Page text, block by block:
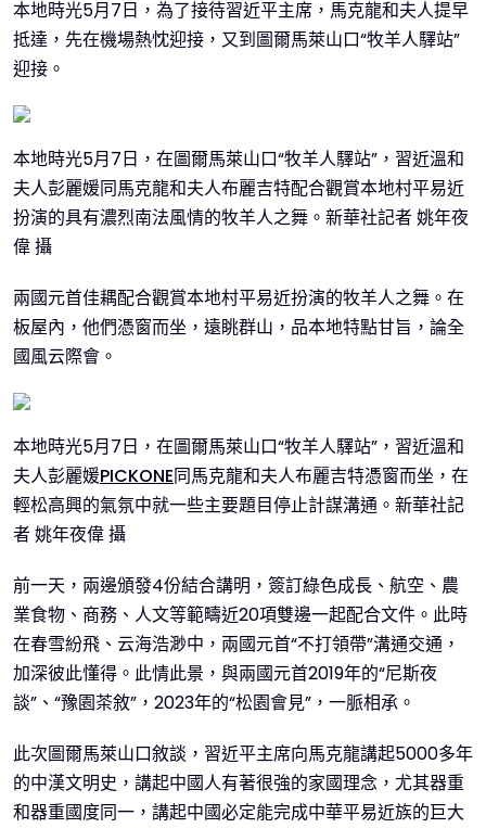
本地時光5月7日，為了接待習近平主席，馬克龍和夫人提早
抵達，先在機場熱忱迎接，又到圖爾馬萊山口“牧羊人驛站”
迎接。
本地時光5月7日，在圖爾馬萊山口“牧羊人驛站”，習近溫和
夫人彭麗媛同馬克龍和夫人布麗吉特配合觀賞本地村平易近
扮演的具有濃烈南法風情的牧羊人之舞。新華社記者 姚年夜
偉 攝
兩國元首佳耦配合觀賞本地村平易近扮演的牧羊人之舞。在
板屋內，他們憑窗而坐，遠眺群山，品本地特點甘旨，論全
國風云際會。
本地時光5月7日，在圖爾馬萊山口“牧羊人驛站”，習近溫和
夫人彭麗媛PICKONE同馬克龍和夫人布麗吉特憑窗而坐，在
輕松高興的氣氛中就一些主要題目停止計謀溝通。新華社記
者 姚年夜偉 攝
前一天，兩邊頒發4份結合講明，簽訂綠色成長、航空、農
業食物、商務、人文等範疇近20項雙邊一起配合文件。此時
在春雪紛飛、云海浩渺中，兩國元首“不打領帶”溝通交通，
加深彼此懂得。此情此景，與兩國元首2019年的“尼斯夜
談”、“豫園茶敘”，2023年的“松園會見”，一脈相承。
此次圖爾馬萊山口敘談，習近平主席向馬克龍講起5000多年
的中漢文明史，講起中國人有著很強的家國理念，尤其器重
和器重國度同一，講起中國必定能完成中華平易近族的巨大